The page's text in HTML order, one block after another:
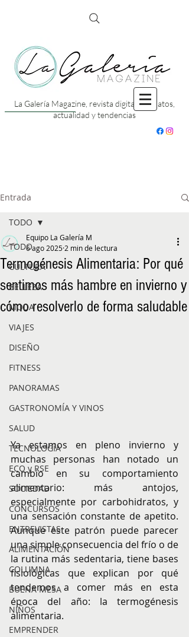
La Galería Magazine, revista digital con datos,
actualidad y tendencias
Entrada
TODO
CULTURA
BELLEZA
MODA
VIAJES
DISEÑO
FITNESS
PANORAMAS
GASTRONOMÍA Y VINOS
SALUD
TECNOLOGÍA
ECO y RSE
SOCIEDAD
CONCURSOS
ENTREVISTAS
ALIMENTACIÓN
COLUMNA
BUENA MESA
NIÑOS
EMPRENDER
TODO
Termogénesis Alimentaria: Por qué
sentimos más hambre en invierno y
cómo resolverlo de forma saludable
Equipo La Galería M
6 ago 2025 2 min de lectura
Ya estamos en pleno invierno y
muchas personas han notado un
cambio en su comportamiento
alimentario: más antojos,
especialmente por carbohidratos, y
una sensación constante de apetito.
Aunque este patrón puede parecer
una simple consecuencia del frío o de
la rutina más sedentaria, tiene bases
fisiológicas que explican por qué
tendemos a comer más en esta
época del año: la termogénesis
alimentaria.